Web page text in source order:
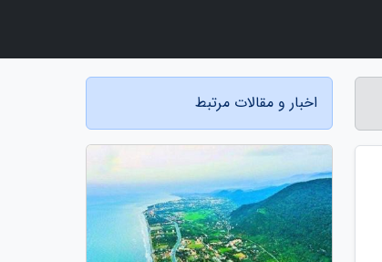
اخبار و مقالات مرتبط